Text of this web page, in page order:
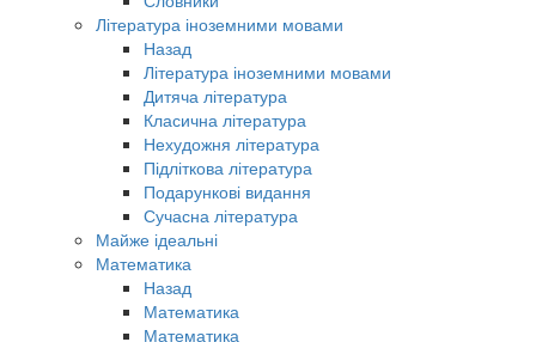
Література іноземними мовами
Назад
Література іноземними мовами
Дитяча література
Класична література
Нехудожня література
Підліткова література
Подарункові видання
Сучасна література
Майже ідеальні
Математика
Назад
Математика
Математика